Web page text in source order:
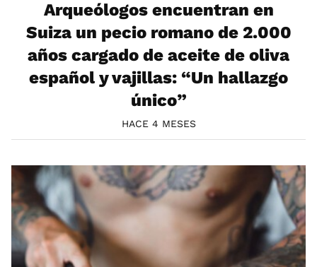
Arqueólogos encuentran en
Suiza un pecio romano de 2.000
años cargado de aceite de oliva
español y vajillas: “Un hallazgo
único”
HACE 4 MESES